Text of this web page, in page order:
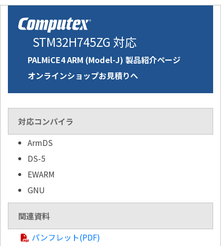
STM32H745ZG 対応
PALMiCE4 ARM (Model-J) 製品紹介ページ
オンラインショップお見積りへ
対応コンパイラ
ArmDS
DS-5
EWARM
GNU
関連資料
パンフレット(PDF)